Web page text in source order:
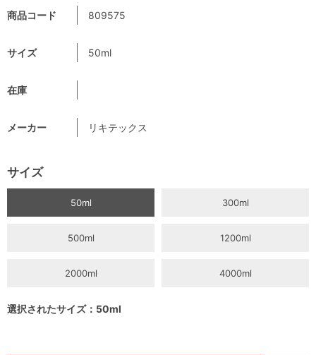
商品コード 809575
サイズ 50ml
在庫
メーカー リキテックス
サイズ
50ml 300ml
500ml 1200ml
2000ml 4000ml
選択されたサイズ：50ml